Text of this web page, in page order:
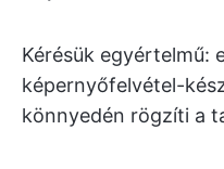
Kérésük egyértelmű:
képernyőfelvétel-
könnyedén rögzíti a